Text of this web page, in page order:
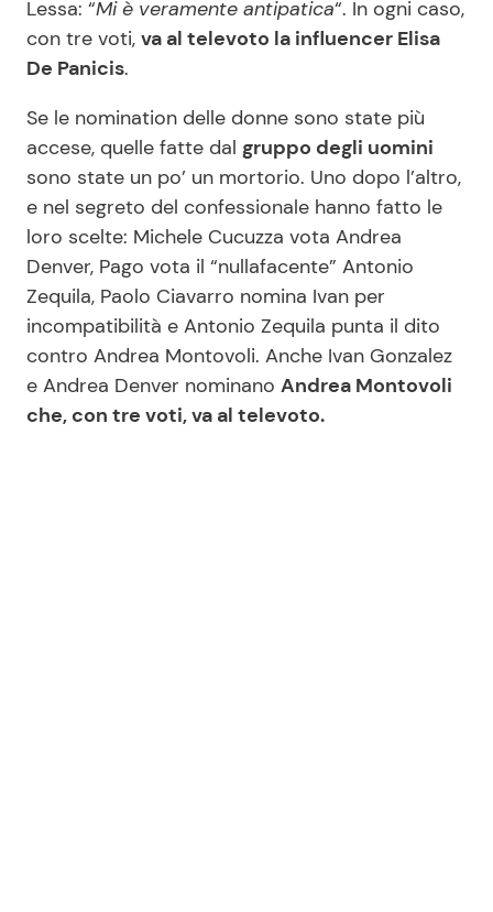
Lessa: “Mi è veramente antipatica“. In ogni caso,
con tre voti, va al televoto la influencer Elisa
De Panicis.
Se le nomination delle donne sono state più
accese, quelle fatte dal gruppo degli uomini
sono state un po’ un mortorio. Uno dopo l’altro,
e nel segreto del confessionale hanno fatto le
loro scelte: Michele Cucuzza vota Andrea
Denver, Pago vota il “nullafacente” Antonio
Zequila, Paolo Ciavarro nomina Ivan per
incompatibilità e Antonio Zequila punta il dito
contro Andrea Montovoli. Anche Ivan Gonzalez
e Andrea Denver nominano Andrea Montovoli
che, con tre voti, va al televoto.